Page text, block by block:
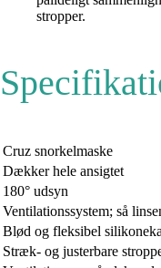
stropper.
Cruz snorkelmaske
Dækker hele ansigtet
180° udsyn
Ventilationssystem; så
Blød og fleksibel
Stræk- og justerbare